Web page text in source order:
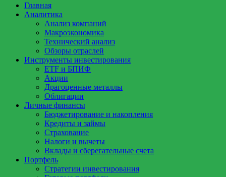
Главная
Аналитика
Анализ компаний
Макроэкономика
Технический анализ
Обзоры отраслей
Инструменты инвестирования
ETF и БПИФ
Акции
Драгоценные металлы
Облигации
Личные финансы
Бюджетирование и накопления
Кредиты и займы
Страхование
Налоги и вычеты
Вклады и сберегательные счета
Портфель
Стратегии инвестирования